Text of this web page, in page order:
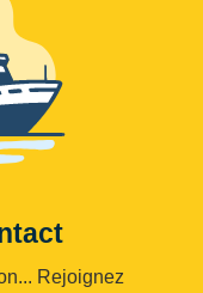
Rejoignez